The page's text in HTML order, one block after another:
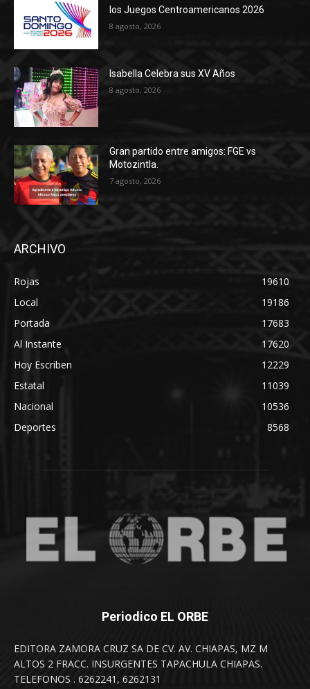
los Juegos Centroamericanos 2026
8 agosto, 2026
Isabella Celebra sus XV Años
8 agosto, 2026
Gran partido entre amigos: FGE vs
Motozintla.
7 agosto, 2026
ARCHIVO
Rojas
19610
Local
19186
Portada
17683
Al Instante
17620
Hoy Escriben
12229
Estatal
11039
Nacional
10536
Deportes
8568
Periodico EL ORBE
EDITORA ZAMORA CRUZ SA DE CV. AV. CHIAPAS, MZ M
ALTOS 2 FRACC. INSURGENTES TAPACHULA CHIAPAS.
TELEFONOS . 6262241, 6262131